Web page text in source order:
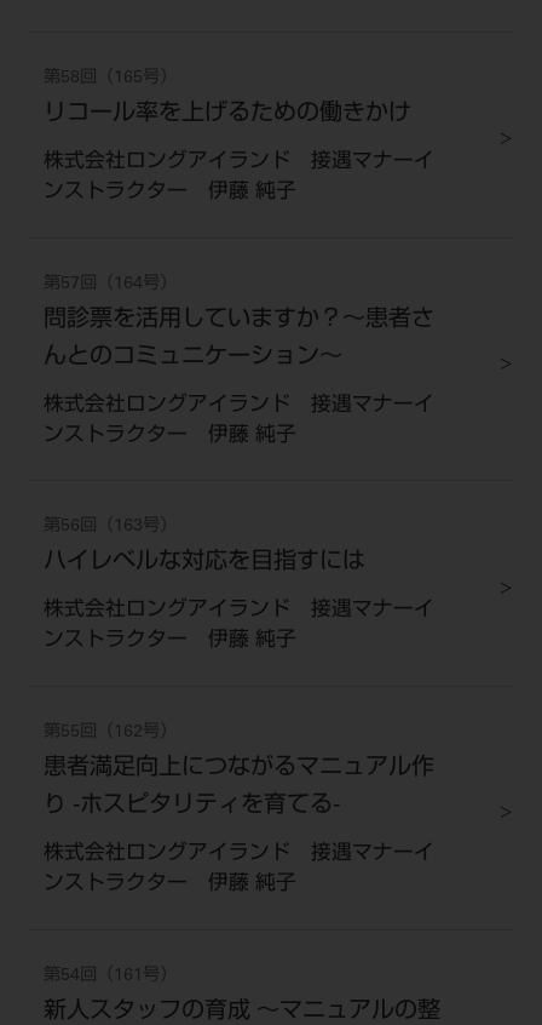
第58回（165号）
リコール率を上げるための働きかけ
株式会社ロングアイランド 接遇マナーイ
ンストラクター 伊藤 純子
第57回（164号）
問診票を活用していますか？～患者さ
んとのコミュニケーション～
株式会社ロングアイランド 接遇マナーイ
ンストラクター 伊藤 純子
第56回（163号）
ハイレベルな対応を目指すには
株式会社ロングアイランド 接遇マナーイ
ンストラクター 伊藤 純子
第55回（162号）
患者満足向上につながるマニュアル作
り -ホスピタリティを育てる-
株式会社ロングアイランド 接遇マナーイ
ンストラクター 伊藤 純子
第54回（161号）
新人スタッフの育成 〜マニュアルの整